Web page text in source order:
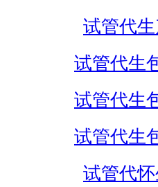
试管代
试管代生
试管代生
试管代生
试管代